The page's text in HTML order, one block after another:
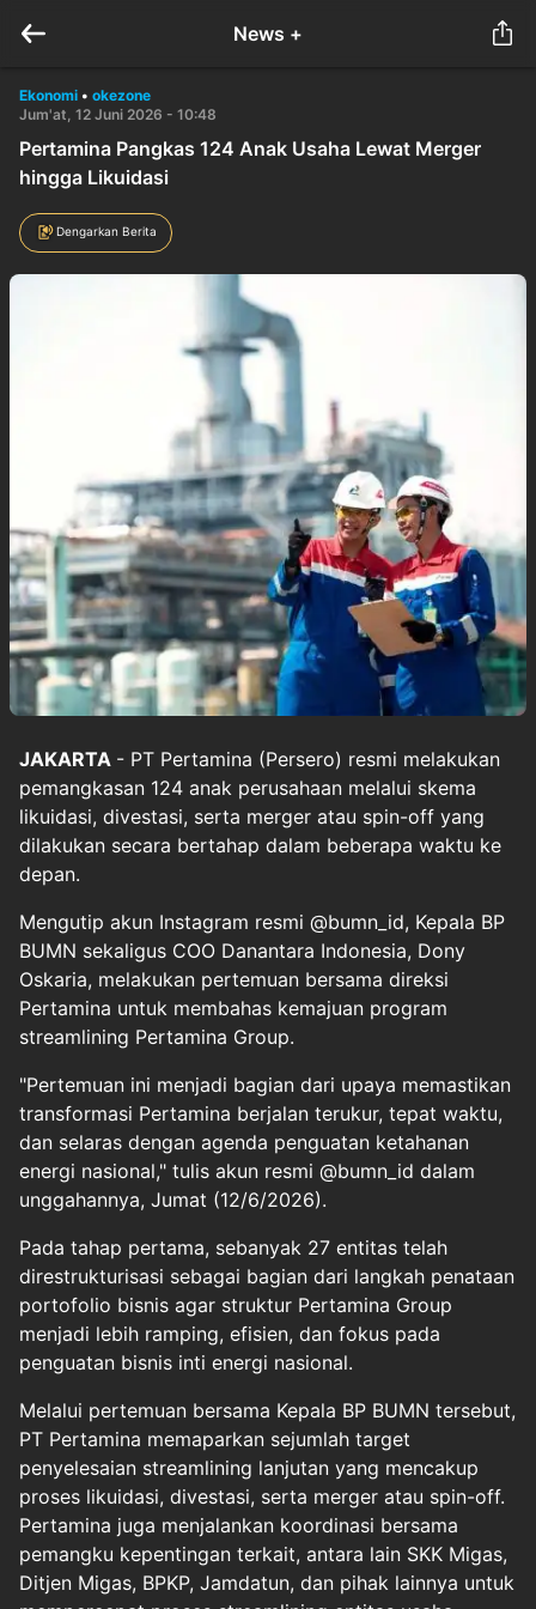
News +
Ekonomi • okezone
Jum'at, 12 Juni 2026 - 10:48
Pertamina Pangkas 124 Anak Usaha Lewat Merger
hingga Likuidasi
Dengarkan Berita
JAKARTA - PT Pertamina (Persero) resmi melakukan
pemangkasan 124 anak perusahaan melalui skema
likuidasi, divestasi, serta merger atau spin-off yang
dilakukan secara bertahap dalam beberapa waktu ke
depan.
Mengutip akun Instagram resmi @bumn_id, Kepala BP
BUMN sekaligus COO Danantara Indonesia, Dony
Oskaria, melakukan pertemuan bersama direksi
Pertamina untuk membahas kemajuan program
streamlining Pertamina Group.
"Pertemuan ini menjadi bagian dari upaya memastikan
transformasi Pertamina berjalan terukur, tepat waktu,
dan selaras dengan agenda penguatan ketahanan
energi nasional," tulis akun resmi @bumn_id dalam
unggahannya, Jumat (12/6/2026).
Pada tahap pertama, sebanyak 27 entitas telah
direstrukturisasi sebagai bagian dari langkah penataan
portofolio bisnis agar struktur Pertamina Group
menjadi lebih ramping, efisien, dan fokus pada
penguatan bisnis inti energi nasional.
Melalui pertemuan bersama Kepala BP BUMN tersebut,
PT Pertamina memaparkan sejumlah target
penyelesaian streamlining lanjutan yang mencakup
proses likuidasi, divestasi, serta merger atau spin-off.
Pertamina juga menjalankan koordinasi bersama
pemangku kepentingan terkait, antara lain SKK Migas,
Ditjen Migas, BPKP, Jamdatun, dan pihak lainnya untuk